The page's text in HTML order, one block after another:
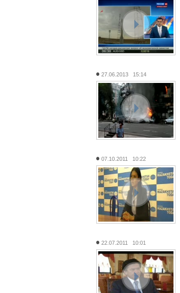
27.06.2013 15:14
07.10.2011 10:22
22.07.2011 10:01